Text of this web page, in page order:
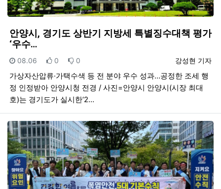
안양시, 경기도 상반기 지방세 특별징수대책 평가
‘우수…
등록자
강성현 기자
등록일
08.06 추천
0 비추천
0
가상자산압류·가택수색 등 전 분야 우수 성과…공정한 조세 행
정 인정받아 안양시청 전경 / 사진=안양시 안양시(시장 최대
호)는 경기도가 실시한‘2…